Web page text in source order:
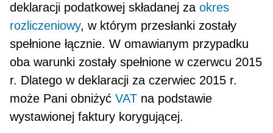
deklaracji podatkowej składanej zaokres
rozliczeniowy, w którym przesłanki zostały
spełnione łącznie. W omawianym przypad­ku
oba warunki zostały spełnione w czerwcu 2015
r. Dlatego w deklaracji za czerwiec 2015 r.
może Pani obniżyćVAT na podstawie
wystawionej faktury korygującej.